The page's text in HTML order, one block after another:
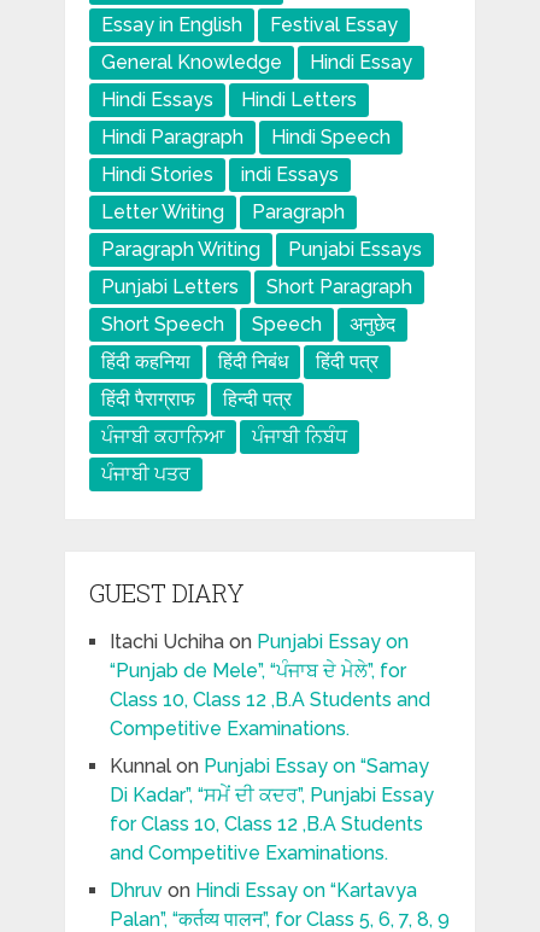
Essay in English
Festival Essay
General Knowledge
Hindi Essay
Hindi Essays
Hindi Letters
Hindi Paragraph
Hindi Speech
Hindi Stories
indi Essays
Letter Writing
Paragraph
Paragraph Writing
Punjabi Essays
Punjabi Letters
Short Paragraph
Short Speech
Speech
अनुछेद
हिंदी कहनिया
हिंदी निबंध
हिंदी पत्र
हिंदी पैराग्राफ
हिन्दी पत्र
ਪੰਜਾਬੀ ਕਹਾਨਿਆ
ਪੰਜਾਬੀ ਨਿਬੰਧ
ਪੰਜਾਬੀ ਪਤਰ
GUEST DIARY
Itachi Uchihaon Punjabi Essay on
“Punjab de Mele”, “ਪੰਜਾਬ ਦੇ ਮੇਲੇ”, for
Class 10, Class 12 ,B.A Students and
Competitive Examinations.
Kunnalon Punjabi Essay on “Samay
Di Kadar”, “ਸਮੇਂ ਦੀ ਕਦਰ”, Punjabi Essay
for Class 10, Class 12 ,B.A Students
and Competitive Examinations.
Dhruvon Hindi Essay on “Kartavya
Palan”, “कर्तव्य पालन”, for Class 5, 6, 7, 8, 9